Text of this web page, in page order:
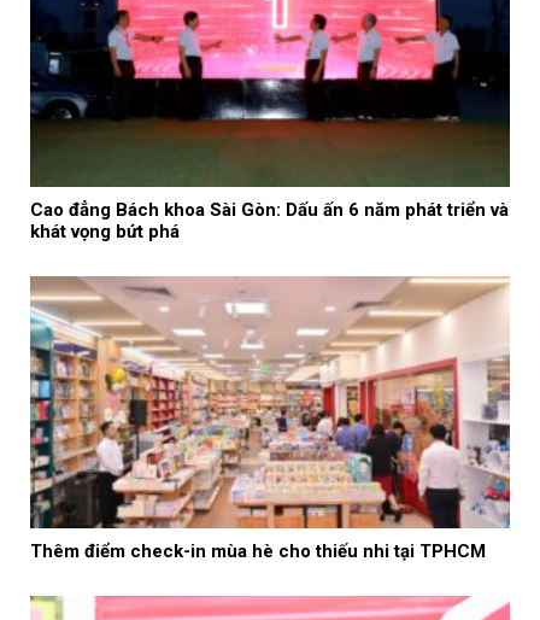
Cao đẳng Bách khoa Sài Gòn: Dấu ấn 6 năm phát triển và
khát vọng bứt phá
Thêm điểm check-in mùa hè cho thiếu nhi tại TPHCM